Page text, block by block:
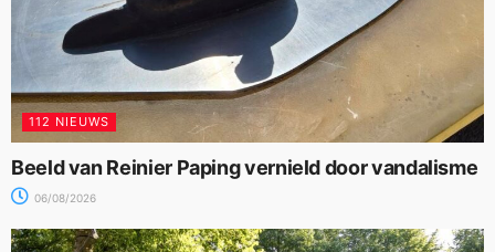
112 NIEUWS
Beeld van Reinier Paping vernield door vandalisme
06/08/2026